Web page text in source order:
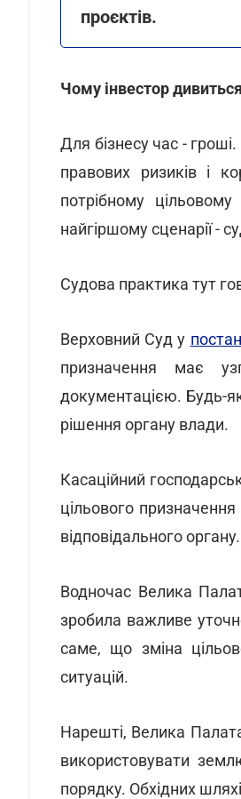
проєктів.
Чому інвестор
Для бізнесу час -
правових ризиків і
потрібному
найгіршому сценарії -
Судова практика тут
Верховний Суд у
призначення має
документацією. Будь-
рішення органу влади.
Касаційний
цільового
відповідального органу.
Водночас Велика
зробила важливе
саме, що зміна
ситуацій.
Нарешті, Велика
використовувати
порядку. Обхідних